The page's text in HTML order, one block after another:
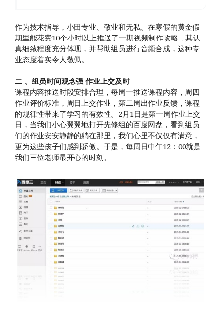
作为技术指导，小田专业、敬业和无私。在寒假的黄金假
期里能花费10个小时以上推送了一期视频制作攻略，其认
真细致程度充分体现，并帮助组员进行音频合成，这种专
业态度着实令人敬佩。
二 、组员时间观念强 作业上交及时
课程内容推送时段安排合理，每周一推送课程内容，周四
作业评价标准，周日上交作业，第二周出作业反馈，课程
的规律性带来了学习的有效性。2月1日是第一周作业上交
日，当我们小心翼翼地打开先修组的百度网盘，看到组员
们的作业安安静静的躺在那里，我们心里不仅仅有满意，
更为这些孩子们感到骄傲。于是，每周日中午12：00就是
我们三位老师最开心的时刻。